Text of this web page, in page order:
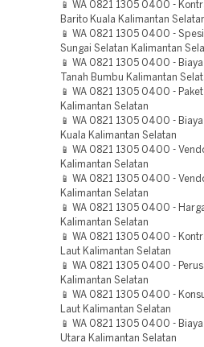
📱 WA 0821 1305 0400 -
Barito Kuala Kalimantan
📱 WA 0821 1305 0400 -
Sungai Selatan Kalimantan
📱 WA 0821 1305 0400 -
Tanah Bumbu Kalimantan
📱 WA 0821 1305 0400 -
Kalimantan Selatan
📱 WA 0821 1305 0400 -
Kuala Kalimantan Selatan
📱 WA 0821 1305 0400 -
Kalimantan Selatan
📱 WA 0821 1305 0400 -
Kalimantan Selatan
📱 WA 0821 1305 0400 -
Kalimantan Selatan
📱 WA 0821 1305 0400 -
Laut Kalimantan Selatan
📱 WA 0821 1305 0400 -
Kalimantan Selatan
📱 WA 0821 1305 0400 -
Laut Kalimantan Selatan
📱 WA 0821 1305 0400 -
Utara Kalimantan Selatan